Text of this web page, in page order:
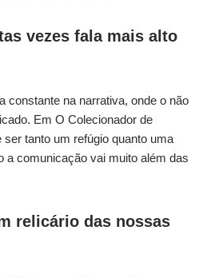
vezes fala mais alto
constante na narrativa, onde o não
Em O Colecionador de
ser tanto um refúgio quanto uma
a comunicação vai muito além das
relicário das nossas